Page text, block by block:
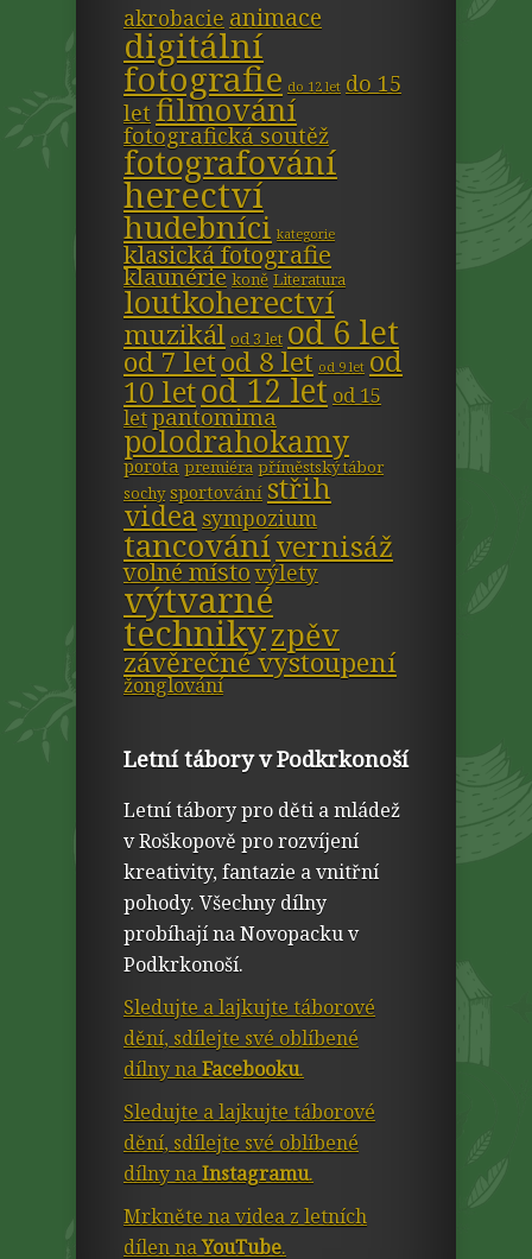
akrobacie animace
digitální
fotografie do 12 let do 15
let filmování
fotografická soutěž
fotografování
herectví
hudebníci kategorie
klasická fotografie
klaunérie koně Literatura
loutkoherectví
muzikál od 3 let od 6 let
od 7 letod 8 let od 9 let od
10 letod 12 let od 15
letpantomima
polodrahokamy
porota premiéra příměstský tábor
sochy sportování střih
videa sympozium
tancovánívernisáž
volné místovýlety
výtvarné
technikyzpěv
závěrečné vystoupení
žonglování
Letní tábory v Podkrkonoší
Letní tábory pro děti a mládež
v Roškopově pro rozvíjení
kreativity, fantazie a vnitřní
pohody. Všechny dílny
probíhají na Novopacku v
Podkrkonoší.
Sledujte a lajkujte táborové
dění, sdílejte své oblíbené
dílny naFacebooku.
Sledujte a lajkujte táborové
dění, sdílejte své oblíbené
dílny naInstagramu.
Mrkněte na videa z letních
dílen naYouTube.